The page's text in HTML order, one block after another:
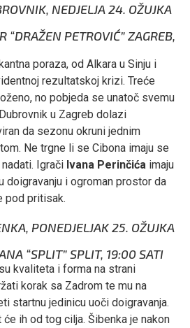
NEDJELJA 24. OŽUJKA
“DRAŽEN PETROVIĆ” ZAGREB,
poraza, od Alkara u Sinju i
rezultatskoj krizi. Treće
no pobjeda se unatoč svemu
u Zagreb dolazi
da sezonu okruni jednim
Ne trgne li se Cibona imaju se
Igrači Ivana Perinčića imaju
doigravanju i ogroman prostor da
pod pritisak.
PONEDJELJAK 25. OŽUJKA
“SPLIT” SPLIT, 19:00 SATI
kvaliteta i forma na strani
korak sa Zadrom te mu na
startnu jedinicu uoči doigravanja.
ih od tog cilja. Šibenka je nakon